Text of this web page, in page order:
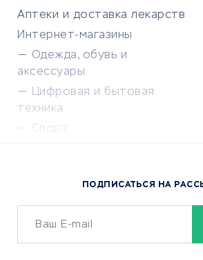
Аптеки и доставка лекарств
Интернет-магазины
Одежда, обувь и
аксессуары
Цифровая и бытовая
техника
Спорт
Сервисы доставки
ОБУЧЕНИЕ И РАБОТА
ПОДПИСАТЬСЯ НА